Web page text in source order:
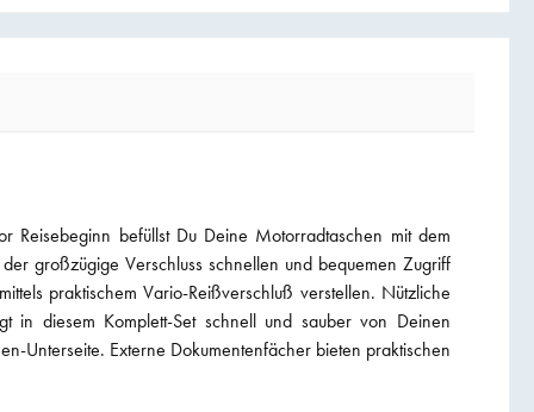
Reisebeginn befüllst Du Deine Motorradtaschen mit dem
großzügige Verschluss schnellen und bequemen Zugriff
praktischem Vario-Reißverschluß verstellen. Nützliche
in diesem Komplett-Set schnell und sauber von Deinen
Unterseite. Externe Dokumentenfächer bieten praktischen